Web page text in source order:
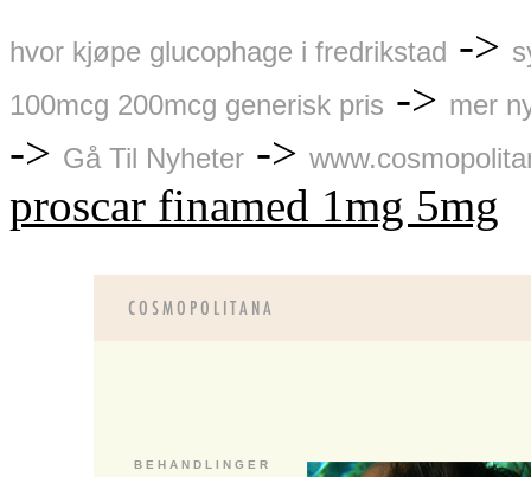
hvor kjøpe glucophage i fredrikstad ->
100mcg 200mcg generisk pris -> mer
-> Gå Til Nyheter ->
proscar finamed 1mg 5mg
B E H A N D L I N G E R